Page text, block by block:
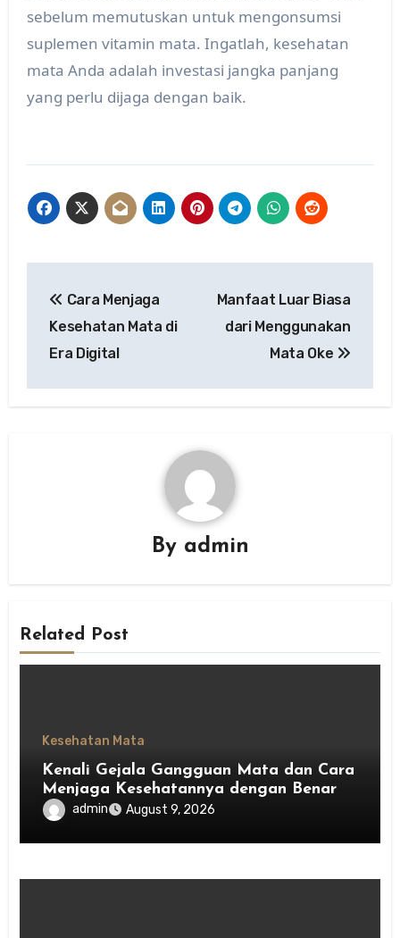
sebelum memutuskan untuk mengonsumsi
suplemen vitamin mata. Ingatlah, kesehatan
mata Anda adalah investasi jangka panjang
yang perlu dijaga dengan baik.
navigation
Cara Menjaga
Kesehatan Mata di
Era Digital
Manfaat Luar Biasa
dari Menggunakan
Mata Oke
By admin
Related Post
Kesehatan Mata
Kenali Gejala Gangguan Mata dan Cara
Menjaga Kesehatannya dengan Benar
admin August 9, 2026